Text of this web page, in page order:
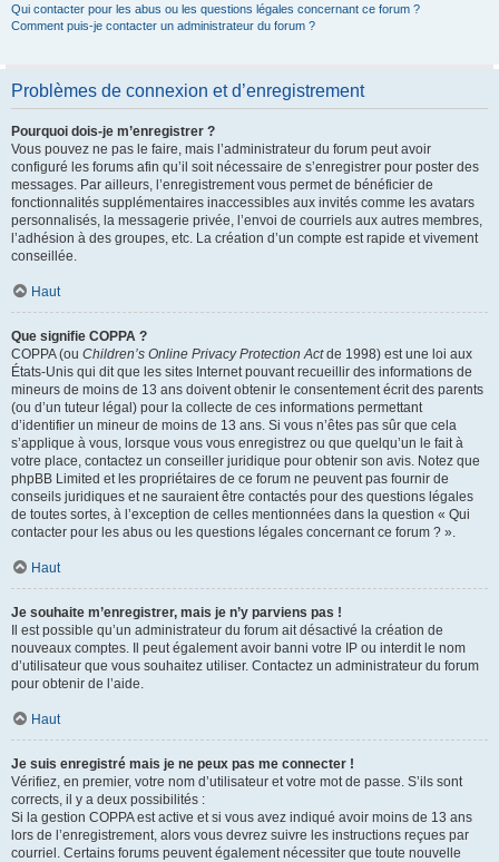
Qui contacter pour les abus ou les questions légales concernant ce forum ?
Comment puis-je contacter un administrateur du forum ?
Problèmes de connexion et d’enregistrement
Pourquoi dois-je m’enregistrer ?
Vous pouvez ne pas le faire, mais l’administrateur du forum peut avoir
configuré les forums afin qu’il soit nécessaire de s’enregistrer pour poster des
messages. Par ailleurs, l’enregistrement vous permet de bénéficier de
fonctionnalités supplémentaires inaccessibles aux invités comme les avatars
personnalisés, la messagerie privée, l’envoi de courriels aux autres membres,
l’adhésion à des groupes, etc. La création d’un compte est rapide et vivement
conseillée.
Haut
Que signifie COPPA ?
COPPA (ou Children’s Online Privacy Protection Actde 1998) est une loi aux
États-Unis qui dit que les sites Internet pouvant recueillir des informations de
mineurs de moins de 13 ans doivent obtenir le consentement écrit des parents
(ou d’un tuteur légal) pour la collecte de ces informations permettant
d’identifier un mineur de moins de 13 ans. Si vous n’êtes pas sûr que cela
s’applique à vous, lorsque vous vous enregistrez ou que quelqu’un le fait à
votre place, contactez un conseiller juridique pour obtenir son avis. Notez que
phpBB Limited et les propriétaires de ce forum ne peuvent pas fournir de
conseils juridiques et ne sauraient être contactés pour des questions légales
de toutes sortes, à l’exception de celles mentionnées dans la question « Qui
contacter pour les abus ou les questions légales concernant ce forum ? ».
Haut
Je souhaite m’enregistrer, mais je n’y parviens pas !
Il est possible qu’un administrateur du forum ait désactivé la création de
nouveaux comptes. Il peut également avoir banni votre IP ou interdit le nom
d’utilisateur que vous souhaitez utiliser. Contactez un administrateur du forum
pour obtenir de l’aide.
Haut
Je suis enregistré mais je ne peux pas me connecter !
Vérifiez, en premier, votre nom d’utilisateur et votre mot de passe. S’ils sont
corrects, il y a deux possibilités :
Si la gestion COPPA est active et si vous avez indiqué avoir moins de 13 ans
lors de l’enregistrement, alors vous devrez suivre les instructions reçues par
courriel. Certains forums peuvent également nécessiter que toute nouvelle